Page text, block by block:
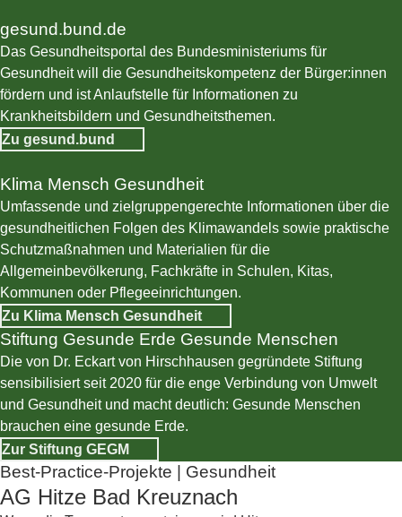
© Bundesministerium für Gesundheit
gesund.bund.de
Das Gesundheitsportal des Bundesministeriums für
Gesundheit will die Gesundheitskompetenz der Bürger:innen
fördern und ist Anlaufstelle für Informationen zu
Krankheitsbildern und Gesundheitsthemen.
Zu gesund.bund
© BiÖG
Klima Mensch Gesundheit
Umfassende und zielgruppengerechte Informationen über die
gesundheitlichen Folgen des Klimawandels sowie praktische
Schutzmaßnahmen und Materialien für die
Allgemeinbevölkerung, Fachkräfte in Schulen, Kitas,
Kommunen oder Pflegeeinrichtungen.
Zu Klima Mensch Gesundheit
© GEGM
Stiftung Gesunde Erde Gesunde Menschen
Die von Dr. Eckart von Hirschhausen gegründete Stiftung
sensibilisiert seit 2020 für die enge Verbindung von Umwelt
und Gesundheit und macht deutlich: Gesunde Menschen
brauchen eine gesunde Erde.
Zur Stiftung GEGM
Best-Practice-Projekte | Gesundheit
#gesundheit
AG Hitze Bad Kreuznach